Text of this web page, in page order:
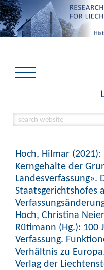
Hoch, Hilmar
Kerngehalte der
Landesverfassung».
Staatsgerichtshofes
Hoch, Christina
Rütimann (Hg.): 100
Verfassung.
Verhältnis zu
Verlag der